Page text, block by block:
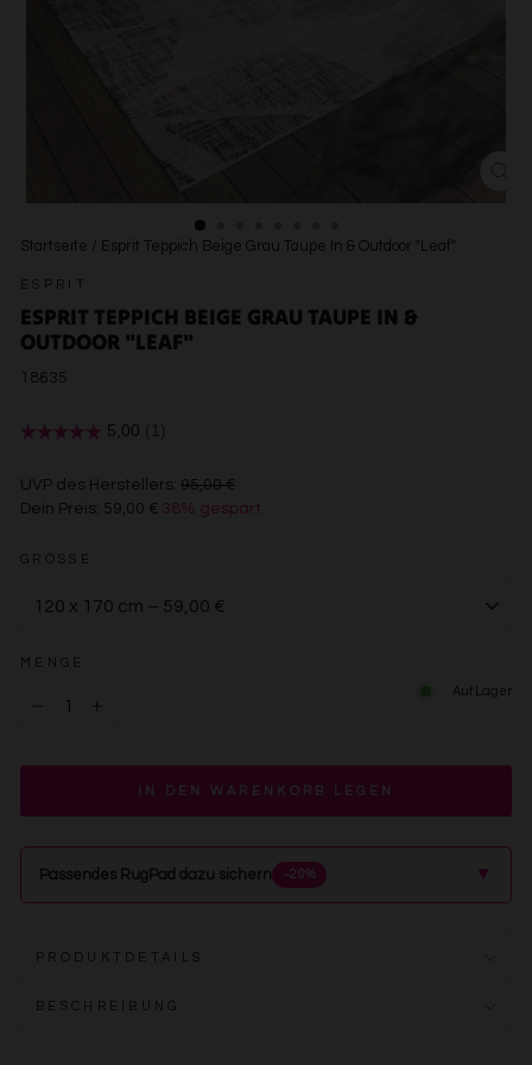
Startseite / Esprit Teppich Beige Grau Taupe In & Outdoor "Leaf"
ESPRIT
ESPRIT TEPPICH BEIGE GRAU TAUPE IN &
OUTDOOR "LEAF"
18635
UVP des Herstellers: 95,00 €€95,00
Dein Preis: 59,00 € 38% gespart
GRÖSSE
MENGE
Auf Lager
IN DEN WARENKORB LEGEN
Passendes RugPad dazu sichern −20% ▲
PRODUKTDETAILS
BESCHREIBUNG